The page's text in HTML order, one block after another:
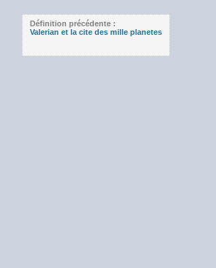
Définition précédente :
Valerian et la cite des mille planetes